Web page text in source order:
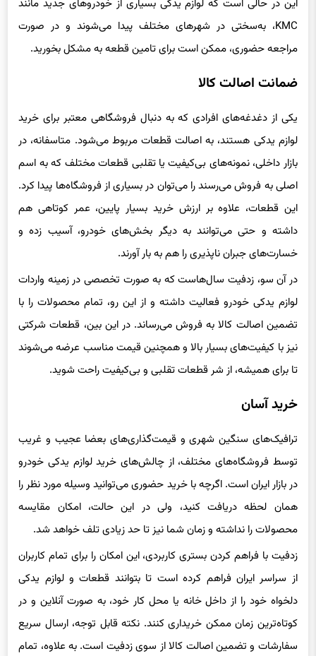
این در حالی ا‌ست که لوازم یدکی بسیاری از خودروهای جدید مانند
KMC، به‌سختی در شهرهای مختلف پیدا می‌شوند و در صورت
مراجعه حضوری، ممکن است برای تامین قطعه به مشکل بخورید.
ضمانت اصالت کالا
یکی از دغدغه‌های افرادی که به دنبال فروشگاهی معتبر برای خرید
لوازم یدکی هستند، به اصالت قطعات مربوط می‌شود. متاسفانه، در
بازار داخلی، نمونه‌های بی‌کیفیت یا تقلبی قطعات مختلف که به اسم
اصلی به فروش می‌رسند را می‌توان در بسیاری از فروشگاه‌ها پیدا کرد.
این قطعات، علاوه بر ارزش خرید بسیار پایین، عمر کوتاهی هم
داشته و حتی می‌توانند به دیگر بخش‌های خودرو، آسیب زده و
خسارت‌های جبران ناپذیری را هم به بار آورند.
در آن سو، زدفیت سال‌هاست که به صورت تخصصی در زمینه واردات
لوازم یدکی خودرو فعالیت داشته و از این رو، تمام محصولات را با
تضمین اصالت کالا به فروش می‌رساند. در این بین، قطعات شرکتی
نیز با کیفیت‌های بسیار بالا و همچنین قیمت مناسب عرضه می‌شوند
تا برای همیشه، از شر قطعات تقلبی و بی‌کیفیت راحت شوید.
خرید آسان
ترافیک‌های سنگین شهری و قیمت‌گذاری‌های بعضا عجیب و غریب
توسط فروشگاه‌های مختلف، از چالش‌های خرید لوازم یدکی خودرو
در بازار ایران است. اگرچه با خرید حضوری می‌توانید وسیله مورد نظر را
همان لحظه دریافت کنید، ولی در این حالت، امکان مقایسه
محصولات را نداشته و زمان شما نیز تا حد زیادی تلف خواهد شد.
زدفیت با فراهم کردن بستری کاربردی، این امکان را برای تمام کاربران
از سراسر ایران فراهم کرده است تا بتوانند قطعات و لوازم یدکی
دلخواه خود را از داخل خانه یا محل کار خود، به صورت آنلاین و در
کوتاه‌ترین زمان ممکن خریداری کنند. نکته قابل توجه، ارسال سریع
سفارشات و تضمین اصالت کالا از سوی زدفیت است. به علاوه، تمام